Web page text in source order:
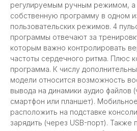
регулируемым ручным режимом, а
собственную программу в одном
пользовательских режимов. 4
программы отвечают за
которым важно контролировать
частоты сердечного ритма. Плюс
программа. К числу
модели относится возможность
вывода на динамики аудио файлов
смартфон или планшет).
расположить на подставке
зарядить (через USB-порт). Также